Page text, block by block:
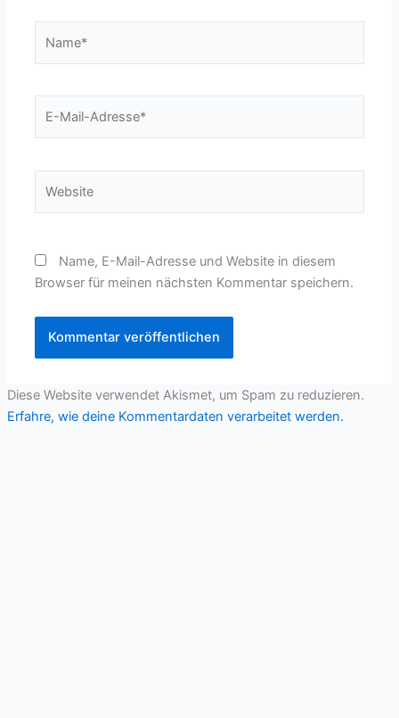
Name, E-Mail-Adresse und Website in diesem
Browser für meinen nächsten Kommentar speichern.
Diese Website verwendet Akismet, um Spam zu reduzieren.
Erfahre, wie deine Kommentardaten verarbeitet werden.